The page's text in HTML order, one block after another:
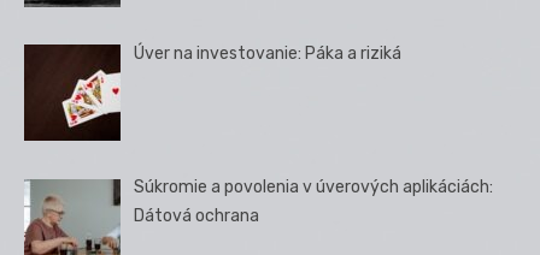
Úver na investovanie: Páka a riziká
Súkromie a povolenia v úverových aplikáciách:
Dátová ochrana